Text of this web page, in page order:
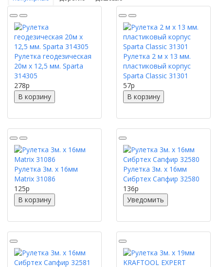
Рулетка геодезическая
20м х 12,5 мм. Sparta
314305
278p
В корзину
Рулетка 2 м х 13 мм.
пластиковый корпус
Sparta Classic 31301
57p
В корзину
Рулетка 3м. х 16мм
Matrix 31086
125p
В корзину
Рулетка 3м. х 16мм
Сибртех Сапфир 32580
136p
Уведомить